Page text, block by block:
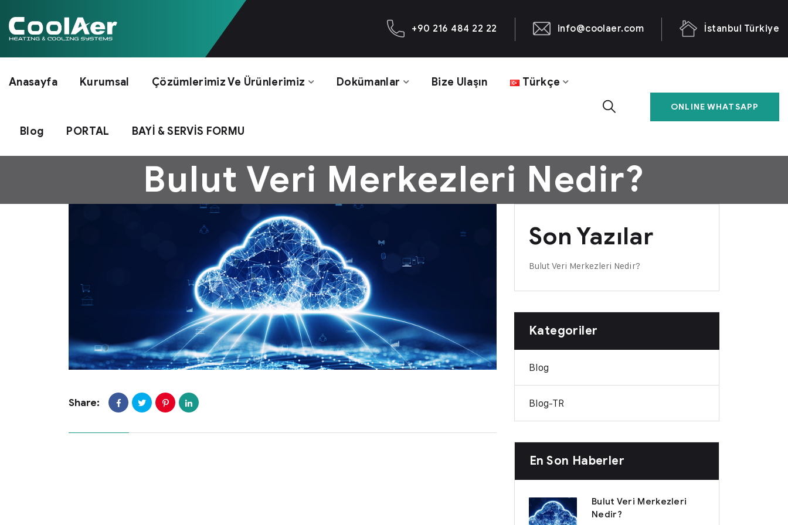
+90 216 484 22 22 info@coolaer.com İstanbul Türkiye
Anasayfa Kurumsal Çözümlerimiz Ve Ürünlerimiz Dokümanlar Bize Ulaşın Türkçe
Blog PORTAL BAYİ & SERVİS FORMU
ONLINE WHATSAPP
Bulut Veri Merkezleri Nedir?
Share:
Son Yazılar
Bulut Veri Merkezleri Nedir?
Kategoriler
Blog
Blog-TR
En Son Haberler
Bulut Veri Merkezleri
Nedir?